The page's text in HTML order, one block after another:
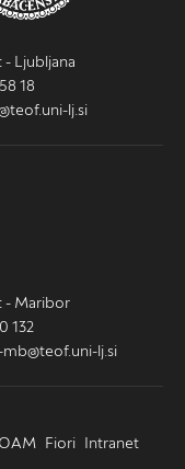
- Ljubljana
18
lj.si
- Maribor
132
lj.si
Fiori Intranet